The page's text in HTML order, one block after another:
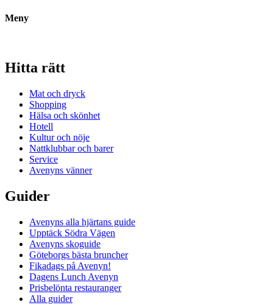
Meny
Hitta rätt
Mat och dryck
Shopping
Hälsa och skönhet
Hotell
Kultur och nöje
Nattklubbar och barer
Service
Avenyns vänner
Guider
Avenyns alla hjärtans guide
Upptäck Södra Vägen
Avenyns skoguide
Göteborgs bästa bruncher
Fikadags på Avenyn!
Dagens Lunch Avenyn
Prisbelönta restauranger
Alla guider